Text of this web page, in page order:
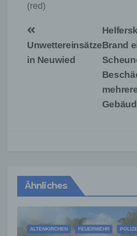
(red)
Brand
Unwettereinsätze
in Neuwied
Ähnliches
ALTENKIRCHEN FEUERWEHR